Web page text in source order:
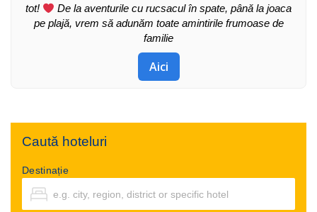
tot!
De la aventurile cu rucsacul în spate, până la joaca
pe plajă, vrem să adunăm toate amintirile frumoase de
familie
Aici
Caută hoteluri
Destinație